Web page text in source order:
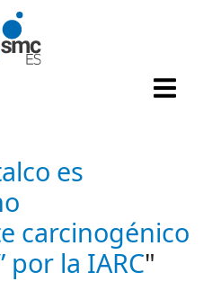
es
carcinogénico
por la IARC"